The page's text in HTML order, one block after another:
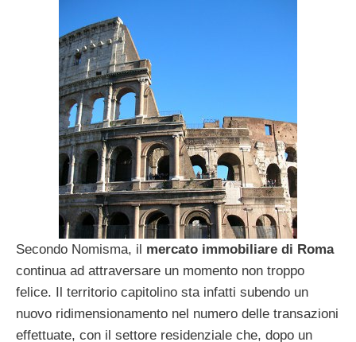
Secondo Nomisma, il mercato immobiliare di Roma
continua ad attraversare un momento non troppo
felice. Il territorio capitolino sta infatti subendo un
nuovo ridimensionamento nel numero delle transazioni
effettuate, con il settore residenziale che, dopo un